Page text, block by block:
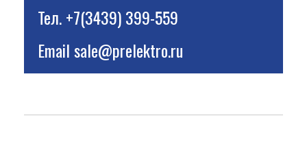
Тел.+7(3439) 399-559
Emailsale@prelektro.ru